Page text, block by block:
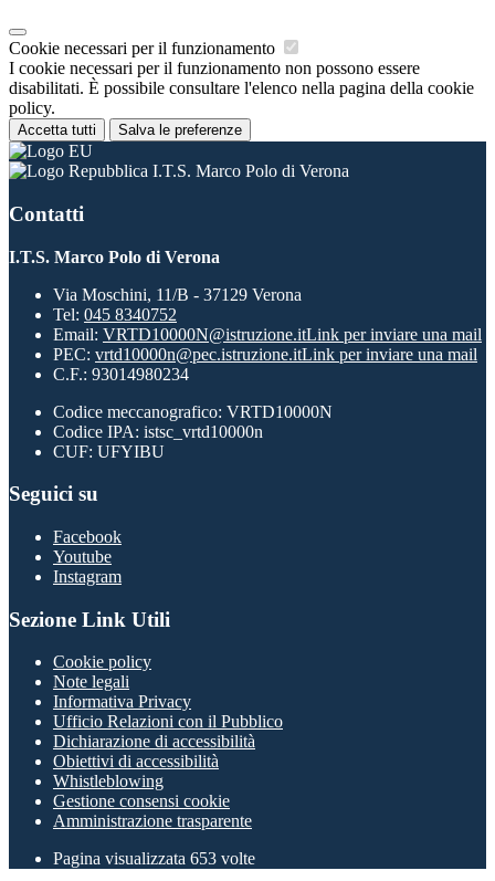
Cookie necessari per il funzionamento
I cookie necessari per il funzionamento non possono essere
disabilitati. È possibile consultare l'elenco nella pagina della cookie
policy.
Accetta tutti Salva le preferenze
I.T.S. Marco Polo di Verona
Contatti
I.T.S. Marco Polo di Verona
Via Moschini, 11/B - 37129 Verona
Tel: 045 8340752
Email: VRTD10000N@istruzione.itLink per inviare una mail
PEC: vrtd10000n@pec.istruzione.itLink per inviare una mail
C.F.: 93014980234
Codice meccanografico: VRTD10000N
Codice IPA: istsc_vrtd10000n
CUF: UFYIBU
Seguici su
Facebook
Youtube
Instagram
Sezione Link Utili
Cookie policy
Note legali
Informativa Privacy
Ufficio Relazioni con il Pubblico
Dichiarazione di accessibilità
Obiettivi di accessibilità
Whistleblowing
Gestione consensi cookie
Amministrazione trasparente
Pagina visualizzata 653 volte